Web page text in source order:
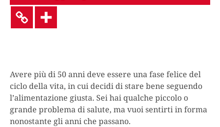
Avere più di 50 anni deve essere una fase felice del
ciclo della vita, in cui decidi di stare bene seguendo
l’alimentazione giusta. Sei hai qualche piccolo o
grande problema di salute, ma vuoi sentirti in forma
nonostante gli anni che passano.